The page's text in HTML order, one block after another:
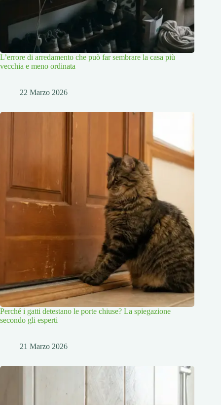
L’errore di arredamento che può far sembrare la casa più
vecchia e meno ordinata
22 Marzo 2026
Perché i gatti detestano le porte chiuse? La spiegazione
secondo gli esperti
21 Marzo 2026